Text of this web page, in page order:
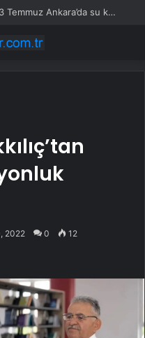
ASKİ Ankara su kesintisi! 22-23 Temmuz Ankara’da su kesintisi ne zaman bitecek, sular ne zaman gelecek?
2022 0 12